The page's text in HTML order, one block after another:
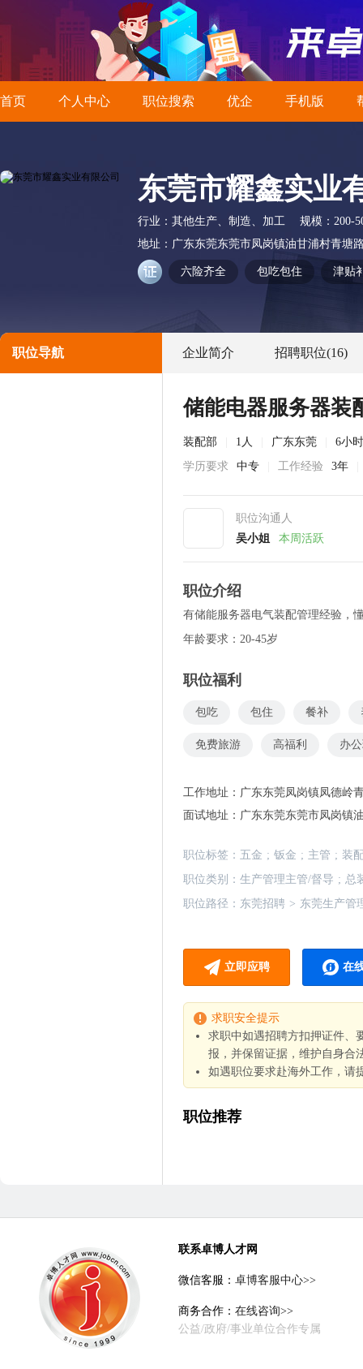
首页 个人中心 职位搜索 优企 手机版
东莞市耀鑫实业
行业： 其他生产、制造、加工 规模： 200-
地址： 广东东莞东莞市凤岗镇油甘浦村青塘
六险齐全 包吃包住 津贴
职位导航 企业简介 招聘职位(16)
储能电器服务器装
装配部 1人 广东东莞
6小
学历要求
中专 工作经验 3年
职位沟通人
吴小姐
本周活跃
职位介绍
有储能服务器电气装配管理经验，
年龄要求：20-45岁
职位福利
包吃 包住 餐补
免费旅游 高福利 办
工作地址： 广东东莞凤岗镇凤德岭
面试地址： 广东东莞东莞市凤岗镇
职位标签： 五金 ; 钣金 ; 主管 ; 装
职位类别： 生产管理主管/督导 ; 总
职位路径： 东莞招聘 > 东莞生产管
立即应聘 在
求职安全提示
求职中如遇招聘方扣押证件、
报，并保留证据，维护自身合
如遇职位要求赴海外工作，请
职位推荐
联系卓博人才网
微信客服： 卓博客服中心>>
商务合作： 在线咨询>>
公益/政府/事业单位合作专属